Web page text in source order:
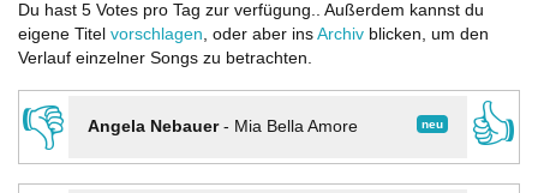
Du hast 5 Votes pro Tag zur verfügung.. Außerdem kannst du
eigene Titel vorschlagen, oder aber ins Archiv blicken, um den
Verlauf einzelner Songs zu betrachten.
👎 neu
Angela Nebauer- Mia Bella Amore
👍